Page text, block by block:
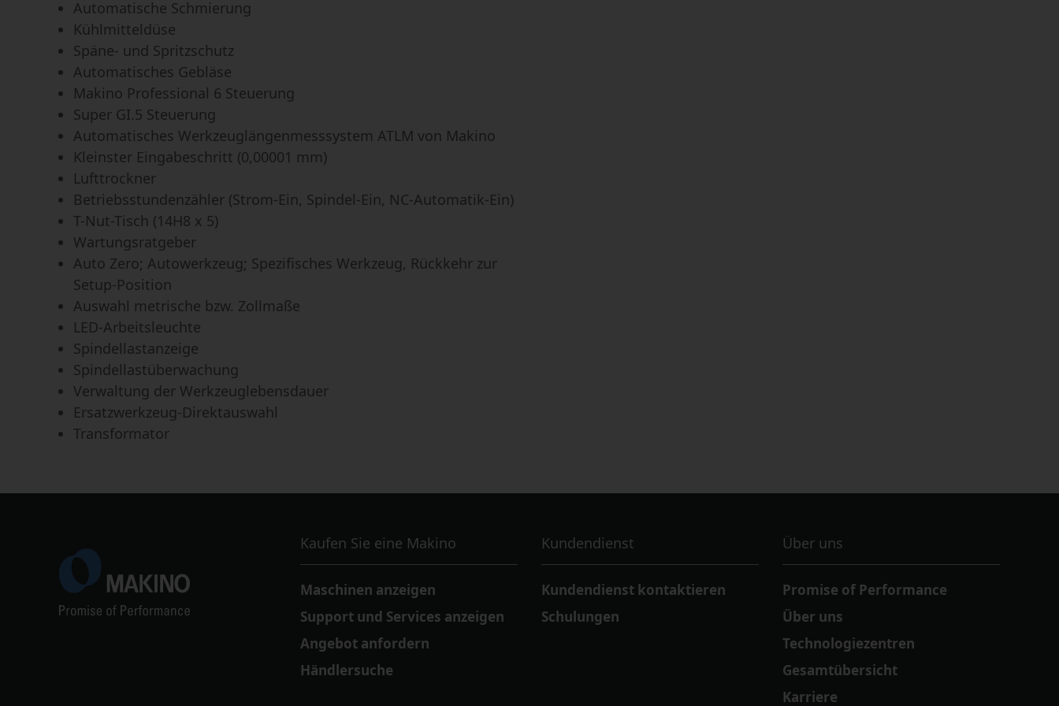
Automatische Schmierung
Kühlmitteldüse
Späne- und Spritzschutz
Automatisches Gebläse
Makino Professional 6 Steuerung
Super GI.5 Steuerung
Automatisches Werkzeuglängenmesssystem ATLM von Makino
Kleinster Eingabeschritt (0,00001 mm)
Lufttrockner
Betriebsstundenzähler (Strom-Ein, Spindel-Ein, NC-Automatik-Ein)
T-Nut-Tisch (14H8 x 5)
Wartungsratgeber
Auto Zero; Autowerkzeug; Spezifisches Werkzeug, Rückkehr zur
Setup-Position
Auswahl metrische bzw. Zollmaße
LED-Arbeitsleuchte
Spindellastanzeige
Spindellastüberwachung
Verwaltung der Werkzeuglebensdauer
Ersatzwerkzeug-Direktauswahl
Transformator
Kaufen Sie eine Makino
Maschinen anzeigen
Support und Services anzeigen
Angebot anfordern
Händlersuche
Kundendienst
Kundendienst kontaktieren
Schulungen
Über uns
Promise of Performance
Über uns
Technologiezentren
Gesamtübersicht
Karriere